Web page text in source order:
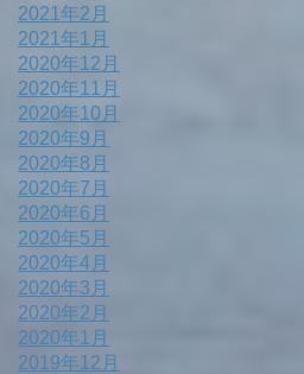
2021年2月
2021年1月
2020年12月
2020年11月
2020年10月
2020年9月
2020年8月
2020年7月
2020年6月
2020年5月
2020年4月
2020年3月
2020年2月
2020年1月
2019年12月